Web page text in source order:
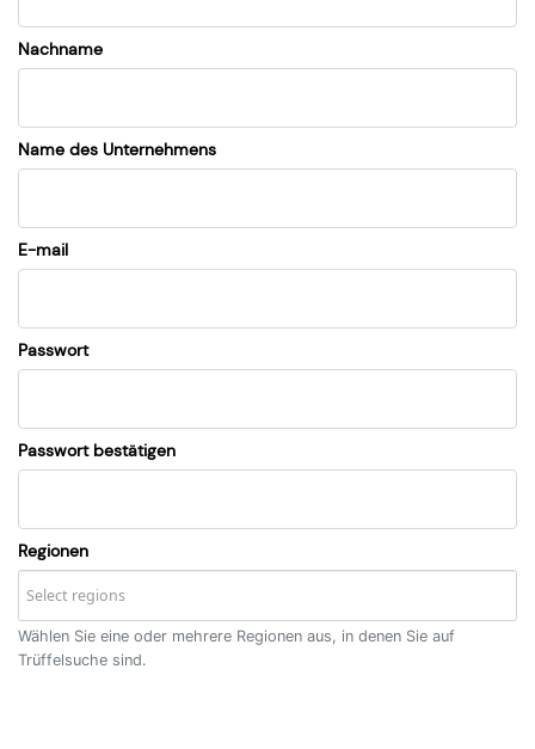
Nachname
Name des Unternehmens
E-mail
Passwort
Passwort bestätigen
Regionen
Wählen Sie eine oder mehrere Regionen aus, in denen Sie auf
Trüffelsuche sind.